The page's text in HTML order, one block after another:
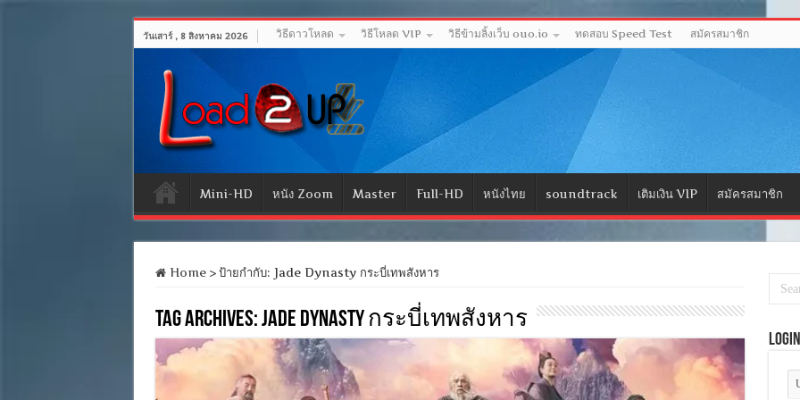
วันเสาร์ , 8 สิงหาคม 2026 วิธีดาวโหลด วิธีโหลด VIP วิธีข้ามลิ้งเว็บ ouo.io ทดสอบ Speed Test สมัครสมาชิก
Mini-HD หนัง Zoom Master Full-HD หนังไทย soundtrack เติมเงิน VIP สมัครสมาชิก
Home > ป้ายกำกับ: Jade Dynasty กระบี่เทพสังหาร
Tag Archives:Jade Dynasty กระบี่เทพสังหาร
Login